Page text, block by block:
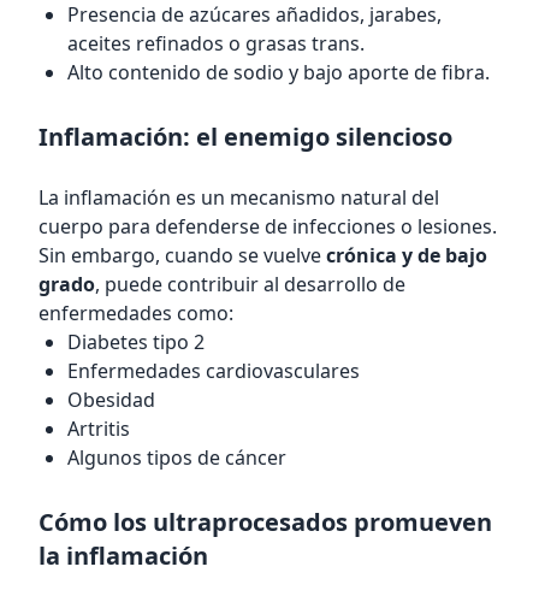
Presencia de azúcares añadidos, jarabes,
aceites refinados o grasas trans.
Alto contenido de sodio y bajo aporte de fibra.
Inflamación: el enemigo silencioso
La inflamación es un mecanismo natural del
cuerpo para defenderse de infecciones o lesiones.
Sin embargo, cuando se vuelvecrónica y de bajo
grado, puede contribuir al desarrollo de
enfermedades como:
Diabetes tipo 2
Enfermedades cardiovasculares
Obesidad
Artritis
Algunos tipos de cáncer
Cómo los ultraprocesados promueven
la inflamación